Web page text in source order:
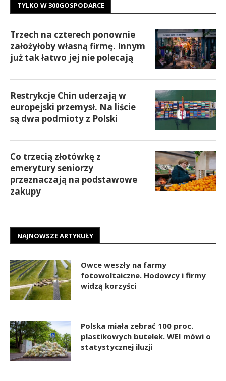
TYLKO W 300GOSPODARCE
Trzech na czterech ponownie
założyłoby własną firmę. Innym
już tak łatwo jej nie polecają
Restrykcje Chin uderzają w
europejski przemysł. Na liście
są dwa podmioty z Polski
Co trzecią złotówkę z
emerytury seniorzy
przeznaczają na podstawowe
zakupy
NAJNOWSZE ARTYKUŁY
Owce weszły na farmy
fotowoltaiczne. Hodowcy i firmy
widzą korzyści
Polska miała zebrać 100 proc.
plastikowych butelek. WEI mówi o
statystycznej iluzji